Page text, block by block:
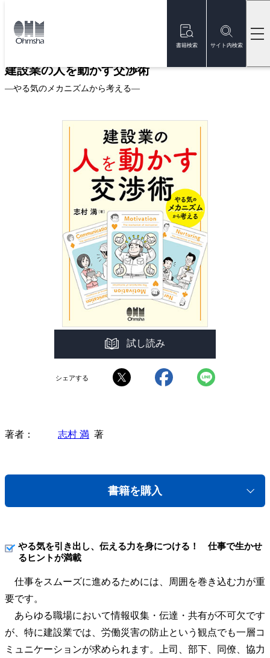
書籍検索 サイト内検索
トップ
建設業の人を動かす交渉術
—やる気のメカニズムから考える—
試し読み
シェアする
著者 志村 満 著
書籍を購入
やる気を引き出し、伝える力を身につける！ 仕事で生かせ
るヒントが満載
仕事をスムーズに進めるためには、周囲を巻き込む力が重
要です。
あらゆる職場において情報収集・伝達・共有が不可欠です
が、特に建設業では、労働災害の防止という観点でも一層コ
ミュニケーションが求められます。上司、部下、同僚、協力